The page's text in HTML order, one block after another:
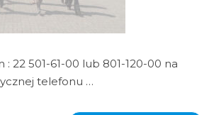
: 22 501-61-00 lub 801-120-00 na
telefonu …